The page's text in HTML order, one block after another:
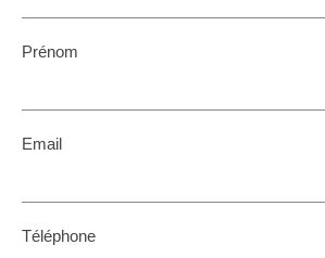
Prénom
Email
Téléphone